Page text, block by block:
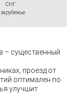
СНГ
– существенный
проезд от
оптимален по
улучшит